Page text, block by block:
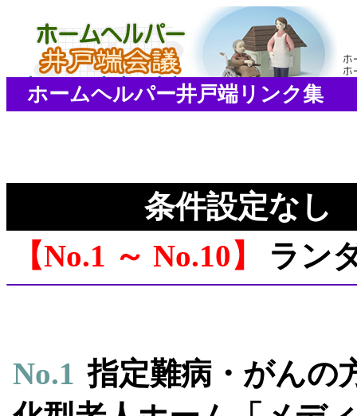
ホームヘルパー井戸端リンク集
条件設定なし
No.1 ～ No.10
ラン
No.1 指定難病・がんの